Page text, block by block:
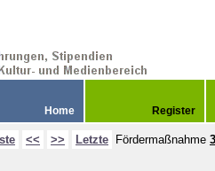
Home Register
<< >> Letzte Fördermaßnahme